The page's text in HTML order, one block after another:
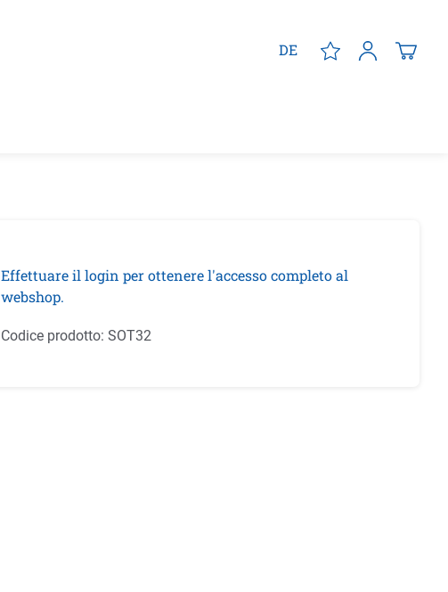
DE
Effettuare il login per ottenere l'accesso completo al
webshop.
Codice prodotto: SOT32